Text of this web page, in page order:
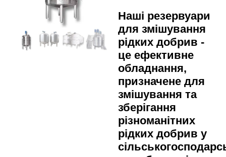
Наші резервуари
для змішування
рідких добрив -
це ефективне
обладнання,
призначене для
змішування та
зберігання
різноманітних
рідких добрив у